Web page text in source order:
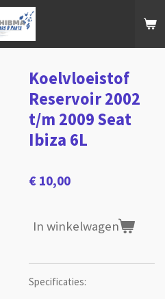
Koelvloeistof
Reservoir 2002
t/m 2009 Seat
Ibiza 6L
€ 10,00
In winkelwagen
Specificaties: